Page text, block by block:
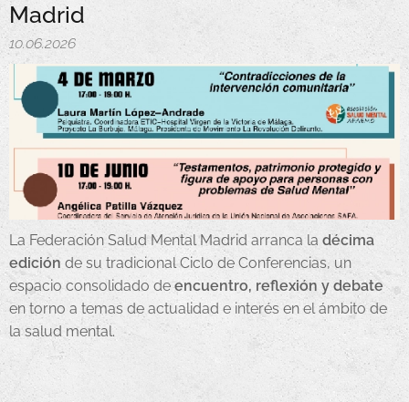
Madrid
10.06.2026
La Federación Salud Mental Madrid arranca la décima
edición de su tradicional Ciclo de Conferencias, un
espacio consolidado deencuentro, reflexión y debate
en torno a temas de actualidad e interés en el ámbito de
la salud mental.